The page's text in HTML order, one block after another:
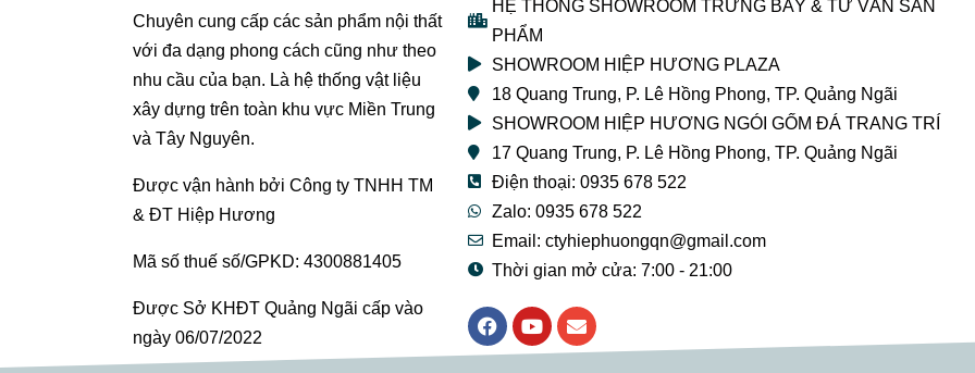
Chuyên cung cấp các sản phẩm nội thất
với đa dạng phong cách cũng như theo
nhu cầu của bạn. Là hệ thống vật liệu
xây dựng trên toàn khu vực Miền Trung
và Tây Nguyên.
Được vận hành bởi Công ty TNHH TM
& ĐT Hiệp Hương
Mã số thuế số/GPKD: 4300881405
Được Sở KHĐT Quảng Ngãi cấp vào
ngày 06/07/2022
HỆ THỐNG SHOWROOM TRƯNG BÀY & TƯ VẤN SẢN
PHẨM
SHOWROOM HIỆP HƯƠNG PLAZA
18 Quang Trung, P. Lê Hồng Phong, TP. Quảng Ngãi
SHOWROOM HIỆP HƯƠNG NGÓI GỐM ĐÁ TRANG TRÍ
17 Quang Trung, P. Lê Hồng Phong, TP. Quảng Ngãi
Điện thoại: 0935 678 522
Zalo: 0935 678 522
Email: ctyhiephuongqn@gmail.com
Thời gian mở cửa: 7:00 - 21:00
F
a
c
Y
o
u
E
n
v